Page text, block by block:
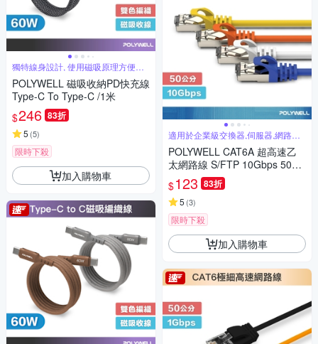
獨特線身設計, 使用磁吸原理方便收
納
POLYWELL 磁吸收納PD快充線
Type-C To Type-C /1米
$246 83折
5 (5)
限時下殺
加入購物車
適用於企業級交換器,伺服器,網路佈
線
POLYWELL CAT6A 超高速乙
太網路線 S/FTP 10Gbps 50公
分
$123 83折
5 (3)
限時下殺
加入購物車